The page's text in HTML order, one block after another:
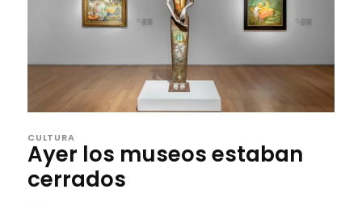
CULTURA
Ayer los museos estaban
cerrados